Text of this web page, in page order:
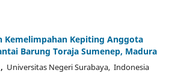
Kemelimpahan Kepiting Anggota
Barung Toraja Sumenep, Madura
Universitas Negeri Surabaya, Indonesia